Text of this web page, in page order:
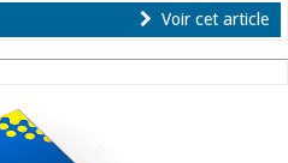
Voir cet article